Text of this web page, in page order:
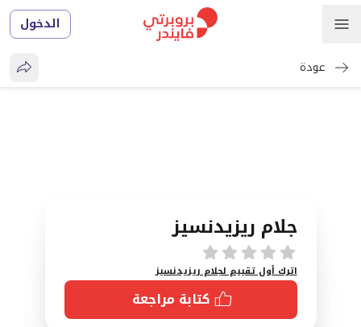
الدخول
عودة
جلام ريزيدنسيز
تقييمات
اترك أول تقييم لجلام ريزيدنسيز
كتابة مراجعة